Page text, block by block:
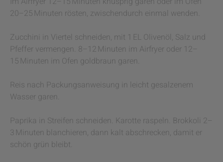
20–25 Minuten rösten, zwischendurch einmal wenden.
Zucchini in Viertel schneiden, mit 1 EL Olivenöl, Salz und
Pfeffer vermengen. 8–12 Minuten im Airfryer oder 12–
15 Minuten im Ofen goldbraun garen.
Reis nach Packungsanweisung in leicht gesalzenem
Wasser garen.
Paprika in Streifen schneiden. Karotte raspeln. Brokkoli 2–
3 Minuten blanchieren, dann kalt abschrecken, damit er
schön grün bleibt.